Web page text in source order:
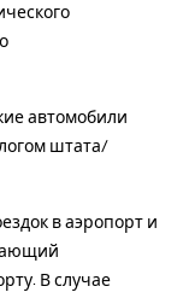
автомобили
штата/
в аэропорт и
В случае